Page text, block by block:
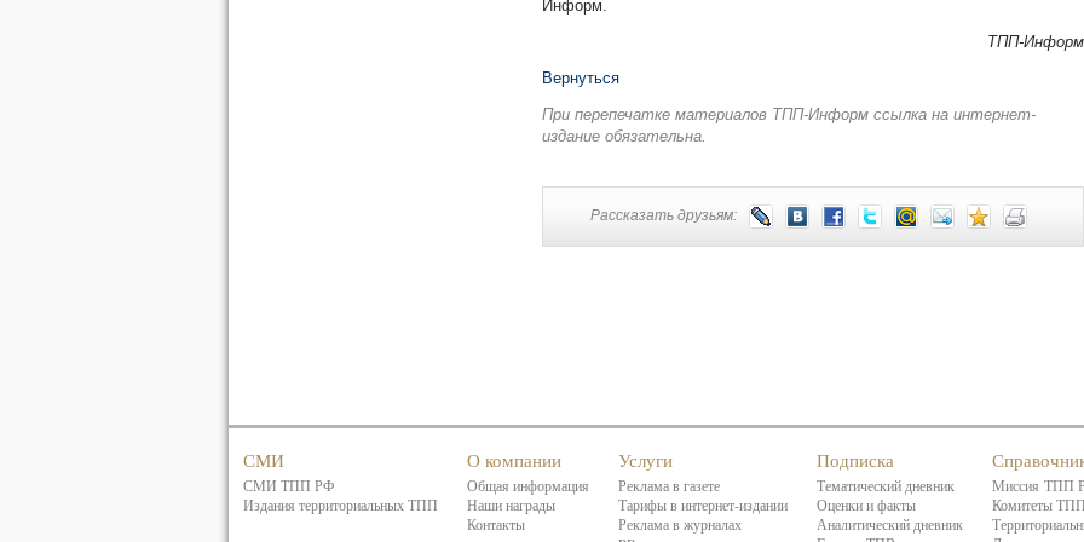
Информ.
ТПП-Информ
Вернуться
При перепечатке материалов ТПП-Информ ссылка на интернет-
издание обязательна.
Рассказать друзьям:
СМИ
СМИ ТПП РФ
Издания территориальных ТПП
О компании
Общая информация
Наши награды
Контакты
Услуги
Реклама в газете
Тарифы в интернет-издании
Реклама в журналах
Подписка
Тематический дневник
Оценки и факты
Аналитический дневник
Миссия ТПП
Комитеты